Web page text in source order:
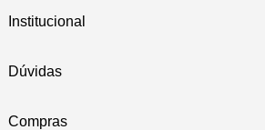
Institucional
Dúvidas
Compras